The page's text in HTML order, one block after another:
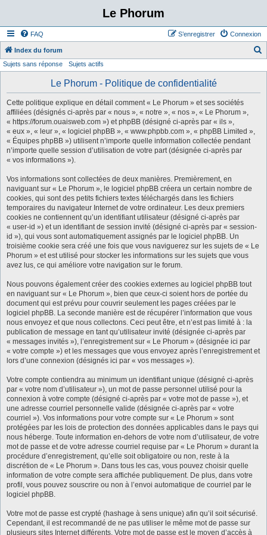
Le Phorum
FAQ Connexion
S’enregistrer
Index du forum
Sujets sans réponse Sujets actifs
Le Phorum - Politique de confidentialité
Cette politique explique en détail comment « Le Phorum » et ses sociétés
affiliées (désignés ci-après par « nous », « notre », « nos », « Le Phorum »,
« https://forum.ouaisweb.com ») et phpBB (désigné ci-après par « ils »,
« eux », « leur », « logiciel phpBB », « www.phpbb.com », « phpBB Limited »,
« Équipes phpBB ») utilisent n’importe quelle information collectée pendant
n’importe quelle session d’utilisation de votre part (désignée ci-après par
« vos informations »).
Vos informations sont collectées de deux manières. Premièrement, en
naviguant sur « Le Phorum », le logiciel phpBB créera un certain nombre de
cookies, qui sont des petits fichiers textes téléchargés dans les fichiers
temporaires du navigateur Internet de votre ordinateur. Les deux premiers
cookies ne contiennent qu’un identifiant utilisateur (désigné ci-après par
« user-id ») et un identifiant de session invité (désigné ci-après par « session-
id »), qui vous sont automatiquement assignés par le logiciel phpBB. Un
troisième cookie sera créé une fois que vous naviguerez sur les sujets de « Le
Phorum » et est utilisé pour stocker les informations sur les sujets que vous
avez lus, ce qui améliore votre navigation sur le forum.
Nous pouvons également créer des cookies externes au logiciel phpBB tout
en naviguant sur « Le Phorum », bien que ceux-ci soient hors de portée du
document qui est prévu pour couvrir seulement les pages créées par le
logiciel phpBB. La seconde manière est de récupérer l’information que vous
nous envoyez et que nous collectons. Ceci peut être, et n’est pas limité à : la
publication de message en tant qu’utilisateur invité (désignée ci-après par
« messages invités »), l’enregistrement sur « Le Phorum » (désignée ici par
« votre compte ») et les messages que vous envoyez après l’enregistrement et
lors d’une connexion (désignés ici par « vos messages »).
Votre compte contiendra au minimum un identifiant unique (désigné ci-après
par « votre nom d’utilisateur »), un mot de passe personnel utilisé pour la
connexion à votre compte (désigné ci-après par « votre mot de passe »), et
une adresse courriel personnelle valide (désignée ci-après par « votre
courriel »). Vos informations pour votre compte sur « Le Phorum » sont
protégées par les lois de protection des données applicables dans le pays qui
nous héberge. Toute information en-dehors de votre nom d’utilisateur, de votre
mot de passe et de votre adresse courriel requise par « Le Phorum » durant la
procédure d’enregistrement, qu’elle soit obligatoire ou non, reste à la
discrétion de « Le Phorum ». Dans tous les cas, vous pouvez choisir quelle
information de votre compte sera affichée publiquement. De plus, dans votre
profil, vous pouvez souscrire ou non à l’envoi automatique de courriel par le
logiciel phpBB.
Votre mot de passe est crypté (hashage à sens unique) afin qu’il soit sécurisé.
Cependant, il est recommandé de ne pas utiliser le même mot de passe sur
plusieurs sites Internet différents. Votre mot de passe est le moyen d’accès à